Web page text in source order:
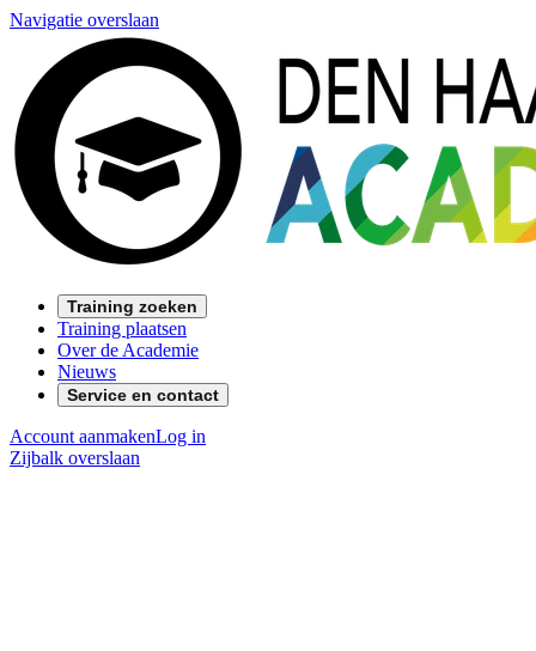
Navigatie overslaan
Training zoeken
Training plaatsen
Over de Academie
Nieuws
Service en contact
Account aanmakenLog in
Zijbalk overslaan